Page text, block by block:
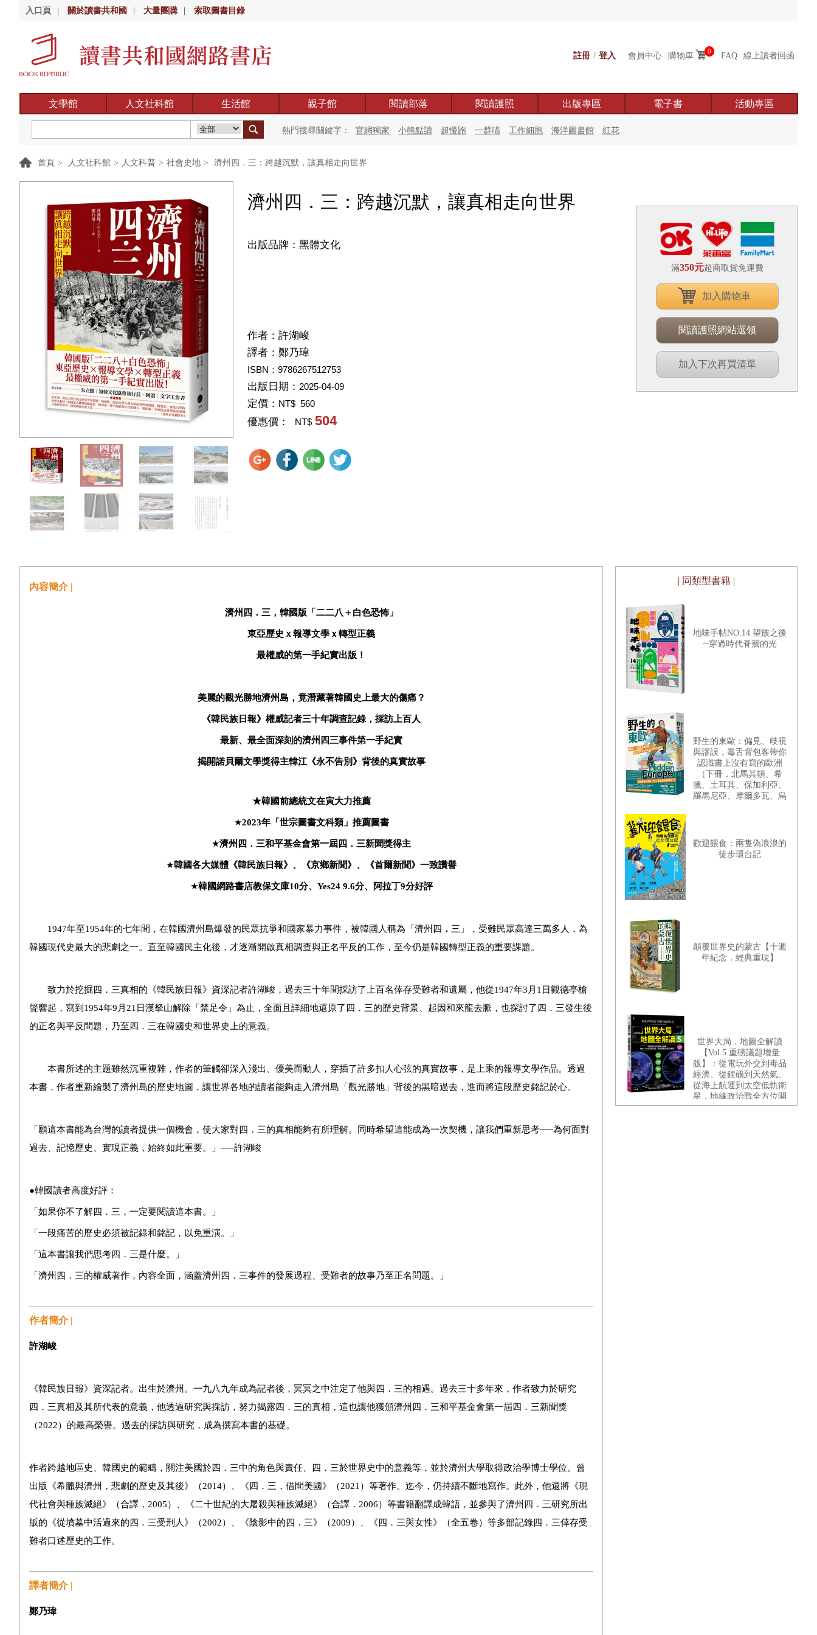
入口頁 關於讀書共和國 大量團購 索取圖書目錄
註冊 / 登入 會員中心 購物車 0 FAQ 線上讀者回函
文學館 人文社科館 生活館 親子館 閱讀部落 閱讀護照 出版專區 電子書 活動專區
熱門搜尋關鍵字： 官網獨家 小熊點讀 超慢跑 一群喵 工作細胞 海洋圖書館 紅花
首頁 > 人文社科館 > 人文科普 > 社會史地 > 濟州四．三：跨越沉默，讓真相走向世界
濟州四．三：跨越沉默，讓真相走向世界
出版品牌：黑體文化
作者： 許湖峻
譯者： 鄭乃瑋
ISBN：9786267512753
出版日期： 2025-04-09
定價： NT$ 560
優惠價： NT$ 504
滿350元超商取貨免運費
加入購物車
閱讀護照網站選領
加入下次再買清單
內容簡介 |
濟州四．三，韓國版「二二八＋白色恐怖」
東亞歷史ｘ報導文學ｘ轉型正義
最權威的第一手紀實出版！
美麗的觀光勝地濟州島，竟潛藏著韓國史上最大的傷痛？
《韓民族日報》權威記者三十年調查記錄，採訪上百人
最新、最全面深刻的濟州四三事件第一手紀實
揭開諾貝爾文學獎得主韓江《永不告別》背後的真實故事
★韓國前總統文在寅大力推薦
★2023年「世宗圖書文科類」推薦圖書
★濟州四 ． 三和平基金會第一屆四 ． 三新聞獎得主
★韓國各大媒體《韓民族日報》、《京鄉新聞》、《首爾新聞》一致讚譽
★韓國網路書店教保文庫10分、 Yes24 9.6分、阿拉丁9分好評
1947年至1954年的七年間，在韓國濟州島爆發的民眾抗爭和國家暴力事件，被韓國人稱為「濟州四 ． 三」，受難民眾高達三萬多人，為
韓國現代史最大的悲劇之一。直至韓國民主化後，才逐漸開啟真相調查與正名平反的工作，至今仍是韓國轉型正義的重要課題。
致力於挖掘四．三真相的《韓民族日報》資深記者許湖峻，過去三十年間採訪了上百名倖存受難者和遺屬，他從1947年3月1日觀德亭槍
聲響起，寫到1954年9月21日漢拏山解除「禁足令」為止，全面且詳細地還原了四．三的歷史背景、起因和來龍去脈，也探討了四．三發生後
的正名與平反問題，乃至四．三在韓國史和世界史上的意義。
本書所述的主題雖然沉重複雜，作者的筆觸卻深入淺出、優美而動人，穿插了許多扣人心弦的真實故事，是上乘的報導文學作品。透過
本書，作者重新繪製了濟州島的歷史地圖，讓世界各地的讀者能夠走入濟州島「觀光勝地」背後的黑暗過去，進而將這段歷史銘記於心。
「願這本書能為台灣的讀者提供一個機會，使大家對四．三的真相能夠有所理解。同時希望這能成為一次契機，讓我們重新思考──為何面對
過去、記憶歷史、實現正義，始終如此重要。」──許湖峻
●韓國讀者高度好評：
「如果你不了解四．三，一定要閱讀這本書。」
「一段痛苦的歷史必須被記錄和銘記，以免重演。」
「這本書讓我們思考四．三是什麼​​。」
「濟州四．三的權威著作，內容全面，涵蓋濟州四．三事件的發展過程、受難者的故事乃至正名問題。」
作者簡介 |
許湖峻
《韓民族日報》資深記者。出生於濟州。一九八九年成為記者後，冥冥之中注定了他與四．三的相遇。過去三十多年來，作者致力於研究
四．三真相及其所代表的意義，他透過研究與採訪，努力揭露四．三的真相，這也讓他獲頒濟州四．三和平基金會第一屆四．三新聞獎
（2022）的最高榮譽。過去的採訪與研究，成為撰寫本書的基礎。
作者跨越地區史、韓國史的範疇，關注美國於四．三中的角色與責任、四．三於世界史中的意義等，並於濟州大學取得政治學博士學位。曾
出版《希臘與濟州，悲劇的歷史及其後》（2014）、《四．三，借問美國》（2021）等著作。迄今，仍持續不斷地寫作。此外，他還將《現
代社會與種族滅絕》（合譯，2005）、《二十世紀的大屠殺與種族滅絕》（合譯，2006）等書籍翻譯成韓語，並參與了濟州四．三研究所出
版的《從墳墓中活過來的四．三受刑人》（2002）、《陰影中的四．三》（2009）、《四．三與女性》（全五卷）等多部記錄四．三倖存受
難者口述歷史的工作。
譯者簡介 |
鄭乃瑋
| 同類型書籍 |
地味手帖NO.14 望族之後
─穿過時代脊簷的光
野生的東歐：偏見、歧視
與謬誤，毒舌背包客帶你
認識書上沒有寫的歐洲
（下冊，北馬其頓、希
臘、土耳其、保加利亞、
羅馬尼亞、摩爾多瓦、烏
歡迎餵食：兩隻偽浪浪的
徒步環台記
顛覆世界史的蒙古【十週
年紀念．經典重現】
世界大局．地圖全解讀
【Vol.5 重磅議題增量
版】：從電玩外交到毒品
經濟、從鋰礦到天然氣、
從海上航運到太空低軌衛
星，地緣政治戰全方位開
打！